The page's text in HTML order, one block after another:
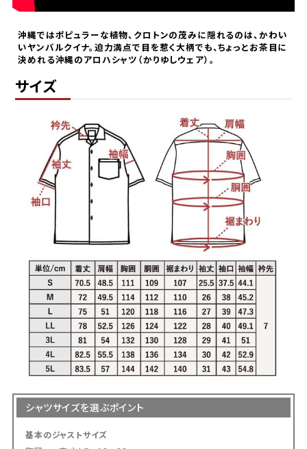
未使用・タグ付きで、再販可能な状態の商品
であれば、お客様都合の場合でも交換対応を
承っております。
交換にかかる往復送料につきましては、お客
様ご負担にてお願いしております。
送料はどのくらいかかりますか？
ネコポスをご利用の場合は全国一律385円
（税込）です。
宅配便は838円（税込）、沖縄県内は471円
（税込）となります。
また、16,500円（税込）以上のお買い上げで
送料無料です。
急いでいます。いつ発送されますか？
沖縄ではポピュラーな植物、クロトンの茂みに隠れるのは、かわい
いヤンバルクイナ。迫力満点で目を惹く大柄でも、ちょっとお茶目に
決めれる沖縄のアロハシャツ（かりゆしウェア）。
サイズ
シャツサイズを選ぶポイント
基本のジャストサイズ